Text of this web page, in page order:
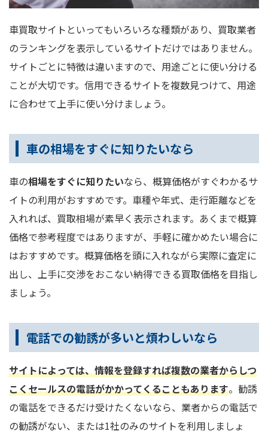
車買取サイトといってもいろいろな種類があり、買取業者
のランキングを表示しているサイトだけではありません。
サイトごとに特徴は違いますので、用途ごとに使い分ける
ことが大切です。信用できるサイトを複数見つけて、用途
に合わせて上手に使い分けましょう。
車の相場をすぐに知りたいなら
車の相場をすぐに知りたいなら、概算価格がすぐわかるサ
イトの利用がおすすめです。車種や年式、走行距離などを
入れれば、買取相場が素早く表示されます。あくまで概算
価格で参考程度ではありますが、手軽に確かめたい場合に
はおすすめです。概算価格を頭に入れながら実際に査定に
出し、上手に交渉をおこない納得できる買取価格を目指し
ましょう。
電話での勧誘が多いと煩わしいなら
サイトによっては、情報を登録すれば複数の業者からしつ
こくセールスの電話がかかってくることもあります。勧誘
の電話をできるだけ受けたくないなら、業者からの電話で
の勧誘がない、または1社のみのサイトを利用しましょ